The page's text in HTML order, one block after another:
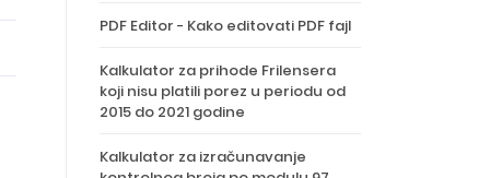
PDF Editor - Kako editovati PDF fajl
Kalkulator za prihode Frilensera
koji nisu platili porez u periodu od
2015 do 2021 godine
Kalkulator za izračunavanje